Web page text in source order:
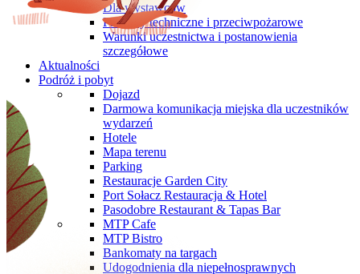
Dla wystawców
Przepisy techniczne i przeciwpożarowe
Warunki uczestnictwa i postanowienia
szczegółowe
Aktualności
Podróż i pobyt
Dojazd
Darmowa komunikacja miejska dla uczestników
wydarzeń
Hotele
Mapa terenu
Parking
Restauracje Garden City
Port Sołacz Restauracja & Hotel
Pasodobre Restaurant & Tapas Bar
MTP Cafe
MTP Bistro
Bankomaty na targach
Udogodnienia dla niepełnosprawnych